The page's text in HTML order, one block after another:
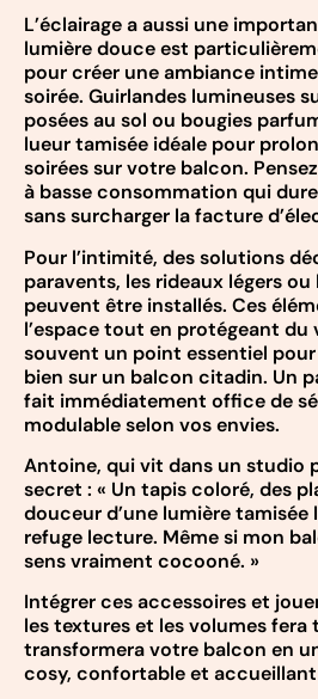
L’éclairage a aussi une
lumière douce est
pour créer une ambiance
soirée. Guirlandes lumineuses
posées au sol ou bougies
lueur tamisée idéale pour
soirées sur votre balcon.
à basse consommation qui
sans surcharger la facture
Pour l’intimité, des solutions
paravents, les rideaux légers
peuvent être installés. Ces
l’espace tout en protégeant
souvent un point essentiel
bien sur un balcon citadin. Un
fait immédiatement office de
modulable selon vos envies.
Antoine, qui vit dans un studio
secret : « Un tapis coloré, des
douceur d’une lumière tamisée
refuge lecture. Même si mon
sens vraiment cocooné. »
Intégrer ces accessoires et
les textures et les volumes
transformera votre balcon en
cosy, confortable et